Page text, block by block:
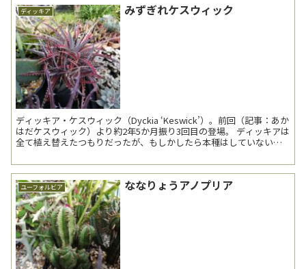
ディッキア みずぎれケスウィック
ディッキア・ケスウィック（Dyckia ‘Keswick’）。前回（記事：あか
はだケスウィック）より約2年5か月振り3回目の登場。 ディッキアは
全て植え替えたつもりだったが、もしかしたら本種はしていないか
ユーフォルビア ななりょうアノプリア